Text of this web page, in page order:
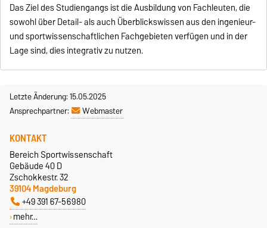
Das Ziel des Studiengangs ist die Ausbildung von Fachleuten, die
sowohl über Detail- als auch Überblickswissen aus den ingenieur-
und sportwissenschaftlichen Fachgebieten verfügen und in der
Lage sind, dies integrativ zu nutzen.
Letzte Änderung: 15.05.2025
Ansprechpartner:
Webmaster
KONTAKT
Bereich Sportwissenschaft
Gebäude 40 D
Zschokkestr. 32
39104 Magdeburg
+49 391 67-56980
mehr…